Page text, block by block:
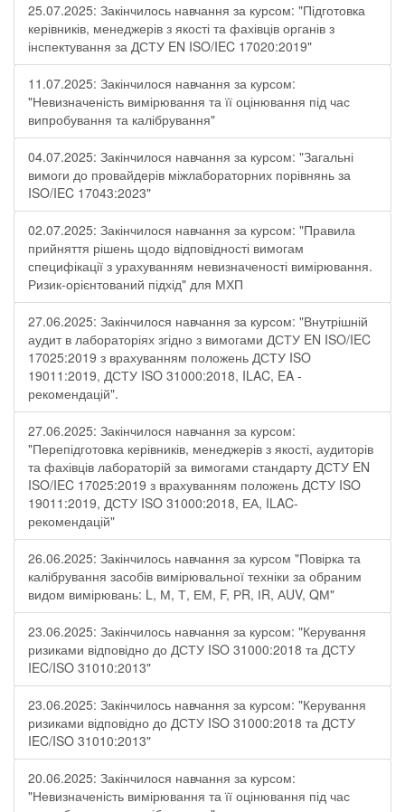
25.07.2025: Закінчилось навчання за курсом: "Підготовка
керівників, менеджерів з якості та фахівців органів з
інспектування за ДСТУ EN ISO/IEC 17020:2019"
11.07.2025: Закінчилося навчання за курсом:
"Невизначеність вимірювання та її оцінювання під час
випробування та калібрування"
04.07.2025: Закінчилося навчання за курсом: "Загальні
вимоги до провайдерів міжлабораторних порівнянь за
ISO/IEC 17043:2023"
02.07.2025: Закінчилося навчання за курсом: "Правила
прийняття рішень щодо відповідності вимогам
специфікації з урахуванням невизначеності вимірювання.
Ризик-орієнтований підхід" для МХП
27.06.2025: Закінчилося навчання за курсом: "Внутрішній
аудит в лабораторіях згідно з вимогами ДСТУ EN ISO/IEC
17025:2019 з врахуванням положень ДСТУ ISO
19011:2019, ДСТУ ISO 31000:2018, ILAC, EA -
рекомендацій".
27.06.2025: Закінчилося навчання за курсом:
"Перепідготовка керівників, менеджерів з якості, аудиторів
та фахівців лабораторій за вимогами стандарту ДСТУ EN
ISO/IEC 17025:2019 з врахуванням положень ДСТУ ISO
19011:2019, ДСТУ ISO 31000:2018, ЕА, ILAC-
рекомендацій"
26.06.2025: Закінчилось навчання за курсом "Повірка та
калібрування засобів вимірювальної техніки за обраним
видом вимірювань: L, М, Т, ЕМ, F, РR, ІR, АUV, QМ"
23.06.2025: Закінчилось навчання за курсом: "Керування
ризиками відповідно до ДСТУ ISO 31000:2018 та ДСТУ
IEC/ISO 31010:2013"
23.06.2025: Закінчилось навчання за курсом: "Керування
ризиками відповідно до ДСТУ ISO 31000:2018 та ДСТУ
IEC/ISO 31010:2013"
20.06.2025: Закінчилося навчання за курсом:
"Невизначеність вимірювання та її оцінювання під час